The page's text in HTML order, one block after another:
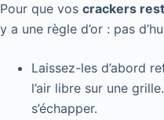
Pour que vos crackers
y a une règle d’or : pas
Laissez-les d’abord
l’air libre sur une
s’échapper.